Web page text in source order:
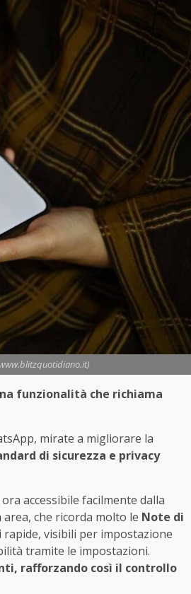
funzionalità che richiama
mirate a migliorare la
di sicurezza e privacy
accessibile facilmente dalla
che ricorda molto le Note di
visibili per impostazione
tramite le impostazioni.
rafforzando così il controllo